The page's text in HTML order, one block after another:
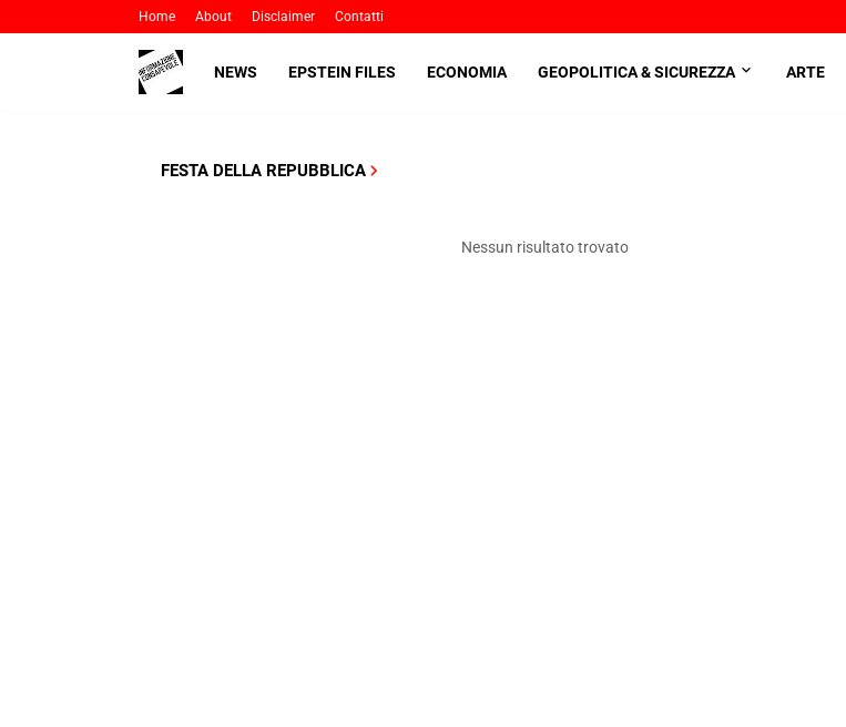
Home About Disclaimer Contatti
NEWS EPSTEIN FILES ECONOMIA GEOPOLITICA & SICUREZZA ARTE
FESTA DELLA REPUBBLICA
Nessun risultato trovato